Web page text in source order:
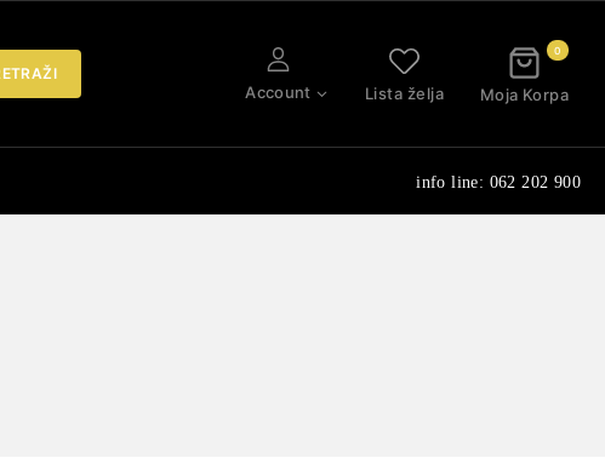
Account Lista želja
0
Moja Korpa
info line: 062 202 900